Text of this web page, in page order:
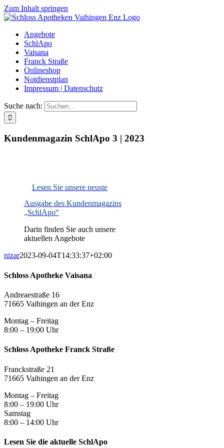
Zum Inhalt springen
Angebote
SchlApo
Vaisana
Franck Straße
Onlineshop
Notdienstplan
Impressum | Datenschutz
Suche nach:
Kundenmagazin SchlApo 3 | 2023
Lesen Sie unsere neuste
Ausgabe des Kundenmagazins
„SchlApo“
Darin finden Sie auch unsere
aktuellen Angebote
nizar2023-09-04T14:33:37+02:00
Schloss Apotheke Vaisana
Andreaestraße 16
71665 Vaihingen an der Enz
Montag – Freitag
8:00 – 19:00 Uhr
Schloss Apotheke Franck Straße
Franckstraße 21
71665 Vaihingen an der Enz
Montag – Freitag
8:00 – 19:00 Uhr
Samstag
8:00 – 14:00 Uhr
Lesen Sie die aktuelle SchlApo